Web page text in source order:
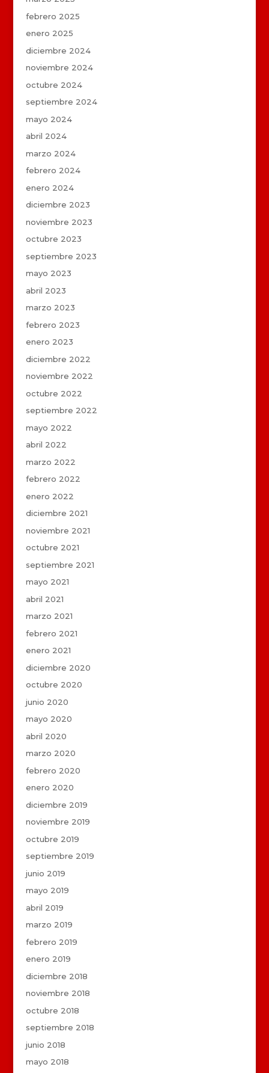
febrero 2025
enero 2025
diciembre 2024
noviembre 2024
octubre 2024
septiembre 2024
mayo 2024
abril 2024
marzo 2024
febrero 2024
enero 2024
diciembre 2023
noviembre 2023
octubre 2023
septiembre 2023
mayo 2023
abril 2023
marzo 2023
febrero 2023
enero 2023
diciembre 2022
noviembre 2022
octubre 2022
septiembre 2022
mayo 2022
abril 2022
marzo 2022
febrero 2022
enero 2022
diciembre 2021
noviembre 2021
octubre 2021
septiembre 2021
mayo 2021
abril 2021
marzo 2021
febrero 2021
enero 2021
diciembre 2020
octubre 2020
junio 2020
mayo 2020
abril 2020
marzo 2020
febrero 2020
enero 2020
diciembre 2019
noviembre 2019
octubre 2019
septiembre 2019
junio 2019
mayo 2019
abril 2019
marzo 2019
febrero 2019
enero 2019
diciembre 2018
noviembre 2018
octubre 2018
septiembre 2018
junio 2018
mayo 2018